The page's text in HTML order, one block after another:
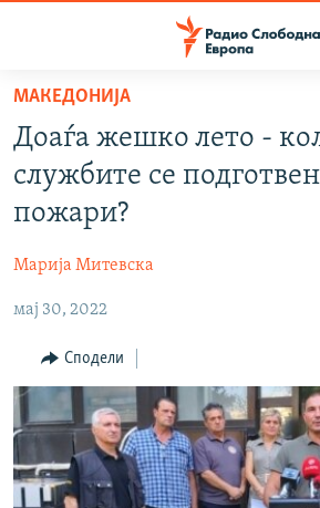
Оди
содржината
Оди
главната
навигација
Премини
на
СВЕТ
ВИЗУЕЛНО
ШТО ТРЕБА ДА ЗНАЕТЕ
ПРИЈАВИ СЕ ЗА ЊУЗЛЕТЕР
ПОДКАСТ ЗОШТО?
СЛЕДЕТЕ НЕ
МАКЕДОНИЈА
Доаѓа жешко лето -
службите се
пожари?
Марија Митевска
мај 30, 2022
Сподели